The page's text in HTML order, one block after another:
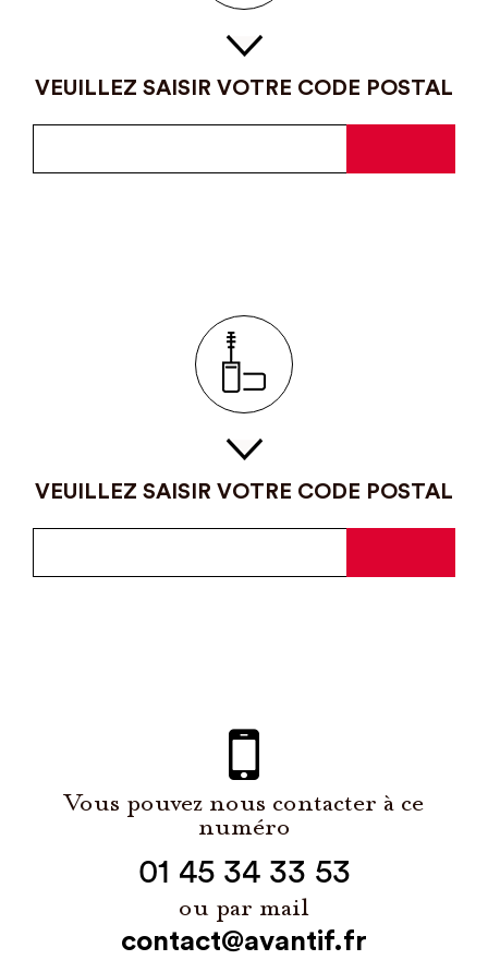
VEUILLEZ SAISIR VOTRE CODE POSTAL
VEUILLEZ SAISIR VOTRE CODE POSTAL
Vous pouvez nous contacter à ce
numéro
01 45 34 33 53
ou par mail
contact@avantif.fr